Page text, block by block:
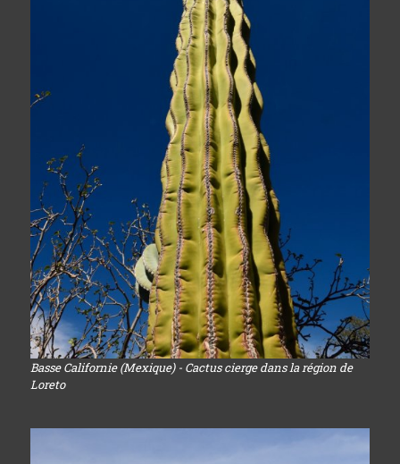
Basse Californie (Mexique) - Cactus cierge dans la région de
Loreto